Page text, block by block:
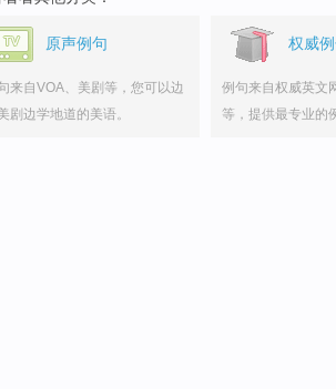
原声例句
来自VOA、美剧等，您可以边
剧边学地道的美语。
权威
例句来自权威英文
等，提供最专业的